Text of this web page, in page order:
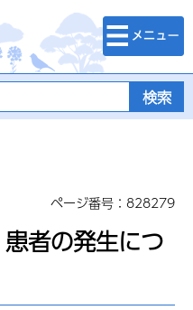
検索・メニュ
ー
ページ番号：828279
者の発生につ